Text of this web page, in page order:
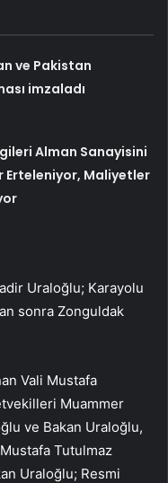
ve Pakistan
imzaladı
Alman Sanayisini
Erteleniyor, Maliyetler
Uraloğlu; Karayolu
sonra Zonguldak
Vali Mustafa
Muammer
ve Bakan Uraloğlu,
Tutulmaz
Uraloğlu; Resmi